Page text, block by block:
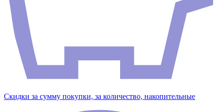
Скидки за сумму покупки, за количество, накопительные